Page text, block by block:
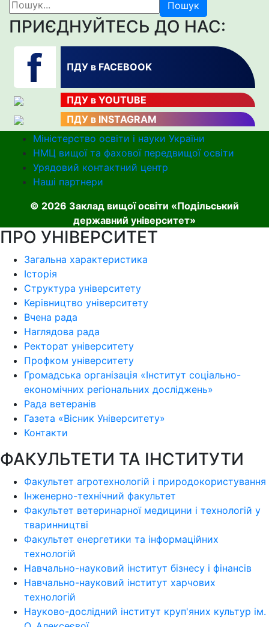
Пошук
ПРИЄДНУЙТЕСЬ ДО НАС:
ПДУ в FACEBOOK
ПДУ в YOUTUBE
ПДУ в INSTAGRAM
Міністерство освіти і науки України
НМЦ вищої та фахової передвищої освіти
Урядовий контактний центр
Наші партнери
© 2026 Заклад вищої освіти «Подільський
державний університет»
ПРО УНІВЕРСИТЕТ
Загальна характеристика
Історія
Структура університету
Керівництво університету
Вчена рада
Наглядова рада
Ректорат університету
Профком університету
Громадська організація «Інститут соціально-
економічних регіональних досліджень»
Рада ветеранів
Газета «Вісник Університету»
Контакти
ФАКУЛЬТЕТИ ТА ІНСТИТУТИ
Факультет агротехнологій і природокористування
Інженерно-технічний факультет
Факультет ветеринарної медицини і технологій у
тваринництві
Факультет енергетики та інформаційних
технологій
Навчально-науковий інститут бізнесу і фінансів
Навчально-науковий інститут харчових
технологій
Науково-дослідний інститут круп'яних культур ім.